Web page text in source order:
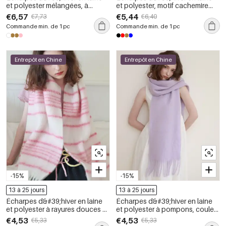
et polyester mélangées, à
pompons quotidiens, de
couleur assortie, de la série
Simple
€6,57 €7,73
Commande min. de 1 pc
et polyester, motif cachemire
triangulaire, couleur unie
décontractée, collection
ethnique
€5,44 €6,40
Commande min. de 1 pc
-15%
Entrepôt en Chine
13 à 25 jours
Écharpes d&#39;hiver en laine
et polyester à rayures douces et
pompons de la série Simple
€4,53 €5,33
-15%
Entrepôt en Chine
13 à 25 jours
Écharpes d&#39;hiver en laine
et polyester à pompons, couleur
unie, de la série Simple
€4,53 €5,33